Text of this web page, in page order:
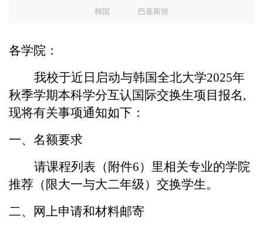
韩国 巴基斯坦
各学院：
我校于近日启动与韩国全北大学2025年
秋季学期本科学分互认国际交换生项目报名,
现将有关事项通知如下：
一、名额要求
请课程列表（附件6）里相关专业的学院
推荐（限大一与大二年级）交换学生。
二、网上申请和材料邮寄